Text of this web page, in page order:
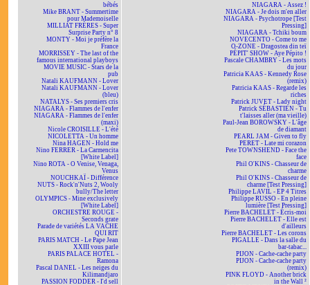
bébés
Mike BRANT - Summertime
pour Mademoiselle
MILLIAT FRÈRES - Super
Surprise Party n° 8
MONTY - Moi je préfère la
France
MORRISSEY - The last of the
famous international playboys
MOVIE MUSIC - Stars de la
pub
Natali KAUFMANN - Lover
Natali KAUFMANN - Lover
(bleu)
NATALYS - Ses premiers cris
NIAGARA - Flammes de l'enfer
NIAGARA - Flammes de l'enfer
(maxi)
Nicole CROISILLE - L'été
NICOLETTA - Un homme
Nina HAGEN - Hold me
Nino FERRER - La Carmencita
[White Label]
Nino ROTA - O Venise, Venaga,
Venus
NOUCHKAÏ - Différence
NUTS - Rock'n'Nuts 2, Wooly
bully/The letter
OLYMPICS - Mine exclusively
[White Label]
ORCHESTRE ROUGE -
Seconds grate
Parade de variétés LA VACHE
QUI RIT
PARIS MATCH - Le Pape Jean
XXIII vous parle
PARIS PALACE HOTEL -
Ramona
Pascal DANEL - Les neiges du
Kilimandjaro
PASSION FODDER - I'd sell
NIAGARA - Assez !
NIAGARA - Je dois m'en aller
NIAGARA - Psychotrope [Test
Pressing]
NIAGARA - Tchiki boum
NOVECENTO - Come to me
O-ZONE - Dragostea din teï
PÉPIT' SHOW - Aye Pépito !
Pascale CHAMBRY - Les mots
du jour
Patricia KAAS - Kennedy Rose
(remix)
Patricia KAAS - Regarde les
riches
Patrick JUVET - Lady night
Patrick SÉBASTIEN - Tu
t'laisses aller (ma vieille)
Paul-Jean BOROWSKY - L'âge
de diamant
PEARL JAM - Given to fly
PERET - Late mi corazon
Pete TOWNSHEND - Face the
face
Phil O'KINS - Chasseur de
charme
Phil O'KINS - Chasseur de
charme [Test Pressing]
Philippe LAVIL - EP 4 Titres
Philippe RUSSO - En pleine
lumière [Test Pressing]
Pierre BACHELET - Écris-moi
Pierre BACHELET - Elle est
d'ailleurs
Pierre BACHELET - Les corons
PIGALLE - Dans la salle du
bar-tabac...
PIJON - Cache-cache party
PIJON - Cache-cache party
(remix)
PINK FLOYD - Another brick
in the Wall ²